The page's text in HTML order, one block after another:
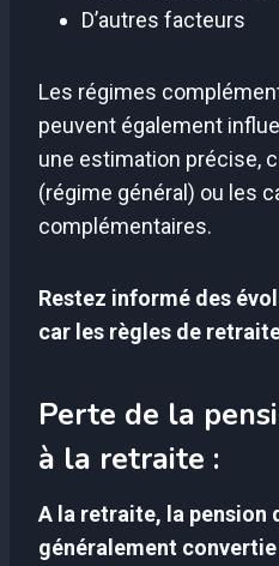
D’autres facteurs
Les régimes
peuvent également
une estimation précise,
(régime général) ou les
complémentaires.
Restez informé des
car les règles de
Perte de la
à la retraite :
A la retraite, la pension
généralement